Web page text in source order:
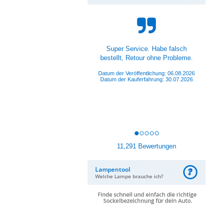
Hat alles super gepasst und
funktioniert.
Datum der Veröffentlichung: 05.08.2026
Datum der Kauferfahrung: 26.07.2026
11,291 Bewertungen
Lampentool
Welche Lampe brauche ich?